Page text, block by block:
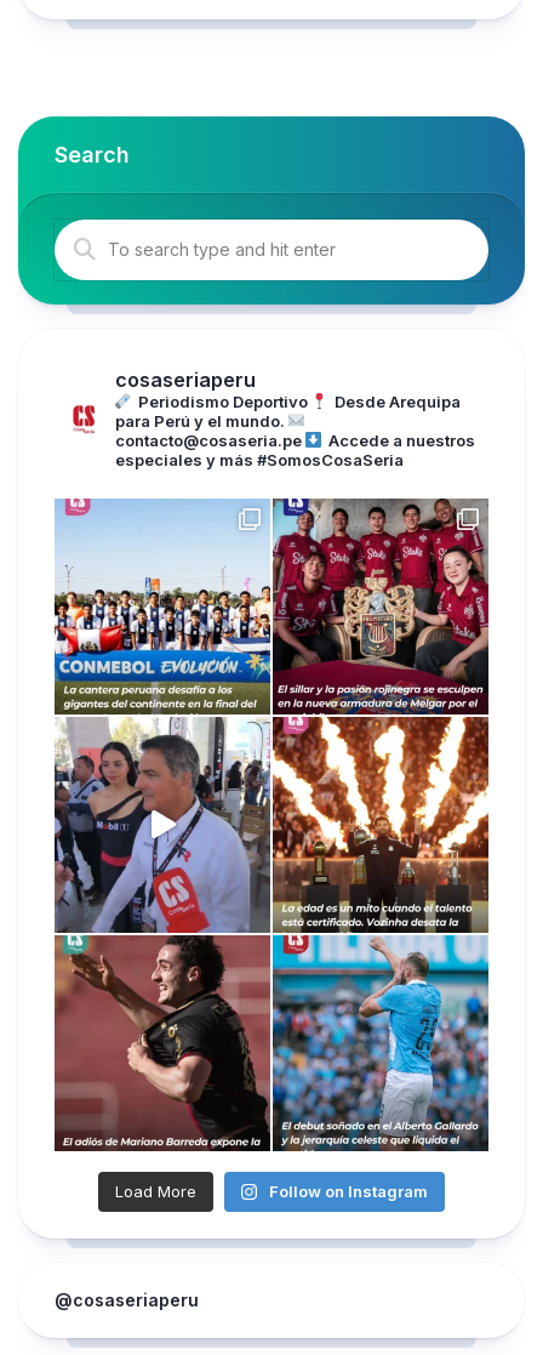
Search
cosaseriaperu
Periodismo Deportivo
Desde Arequipa
para Perú y el mundo.
contacto@cosaseria.pe
Accede a nuestros
especiales y más #SomosCosaSeria
Load More Follow on Instagram
@cosaseriaperu